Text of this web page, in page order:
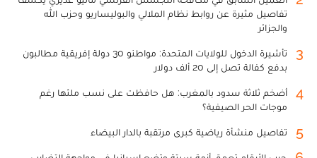
تفاصيل مثيرة عن روابط نظام الملالي والبوليساريو وحزب الله
والجزائر
3
تأشيرة الدخول للولايات المتحدة: مواطنو 30 دولة إفريقية مطالبون
بدفع كفالة تصل إلى 20 ألف دولار
4
أضخم ثلاثة سدود بالمغرب: هل حافظت على نسب ملئها رغم
موجات الحر الصيفية؟
5 تفاصيل منشأة رياضية كبرى مرتقبة بالدار البيضاء